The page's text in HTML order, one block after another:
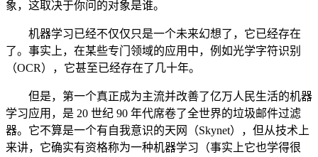
象，这取决于你问的对象是谁。
机器学习已经不仅仅只是一个未来幻想了，它已经存在
了。事实上，在某些专门领域的应用中，例如光学字符识别
（OCR），它甚至已经存在了几十年。
但是，第一个真正成为主流并改善了亿万人民生活的机器
学习应用，是 20 世纪 90 年代席卷了全世界的垃圾邮件过滤
器。它不算是一个有自我意识的天网（Skynet），但从技术上
来讲，它确实有资格称为一种机器学习（事实上它也学得很